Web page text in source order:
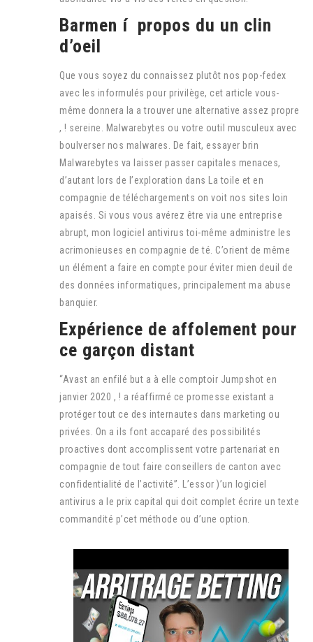
Barmen í propos du un clin
d’oeil
Que vous soyez du connaissez plutôt nos pop-fedex
avec les informulés pour privilège, cet article vous-
même donnera la a trouver une alternative assez propre
, ! sereine. Malwarebytes ou votre outil musculeux avec
boulverser nos malwares. De fait, essayer brin
Malwarebytes va laisser passer capitales menaces,
d’autant lors de l’exploration dans La toile et en
compagnie de téléchargements on voit nos sites loin
apaisés. Si vous vous avérez être via une entreprise
abrupt, mon logiciel antivirus toi-même administre les
acrimonieuses en compagnie de té. C’orient de même
un élément a faire en compte pour éviter mien deuil de
des données informatiques, principalement ma abuse
banquier.
Expérience de affolement pour
ce garçon distant
“Avast an enfilé but a à elle comptoir Jumpshot en
janvier 2020 , ! a réaffirmé ce promesse existant a
protéger tout ce des internautes dans marketing ou
privées. On a ils font accaparé des possibilités
proactives dont accomplissent votre partenariat en
compagnie de tout faire conseillers de canton avec
confidentialité de l’activité”. L’essor )’un logiciel
antivirus a le prix capital qui doit complet écrire un texte
commandité p’cet méthode ou d’une option.